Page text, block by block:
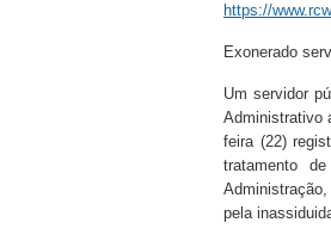
https://
Exonerado
Um servidor
Administrativo
feira (22)
tratamento
pela